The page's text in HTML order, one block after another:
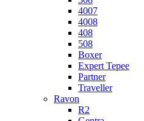
4007
4008
408
508
Boxer
Expert Tepee
Partner
Traveller
Ravon
R2